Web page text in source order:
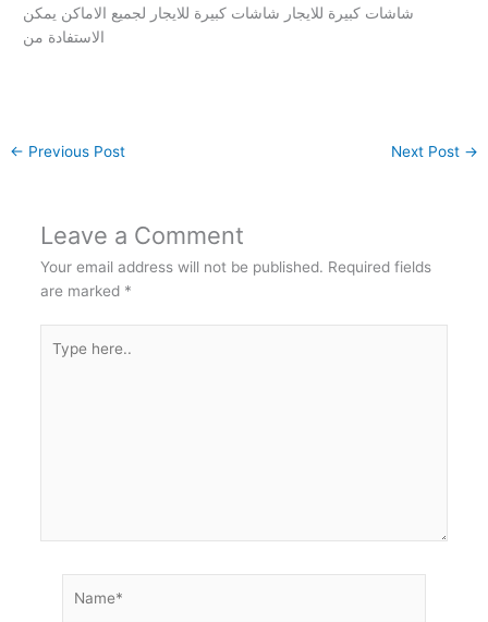
شاشات كبيرة للايجار شاشات كبيرة للايجار لجميع الاماكن يمكن
← Previous Post Next Post →
Leave a Comment
Your email address will not be published. Required fields
are marked *
here..